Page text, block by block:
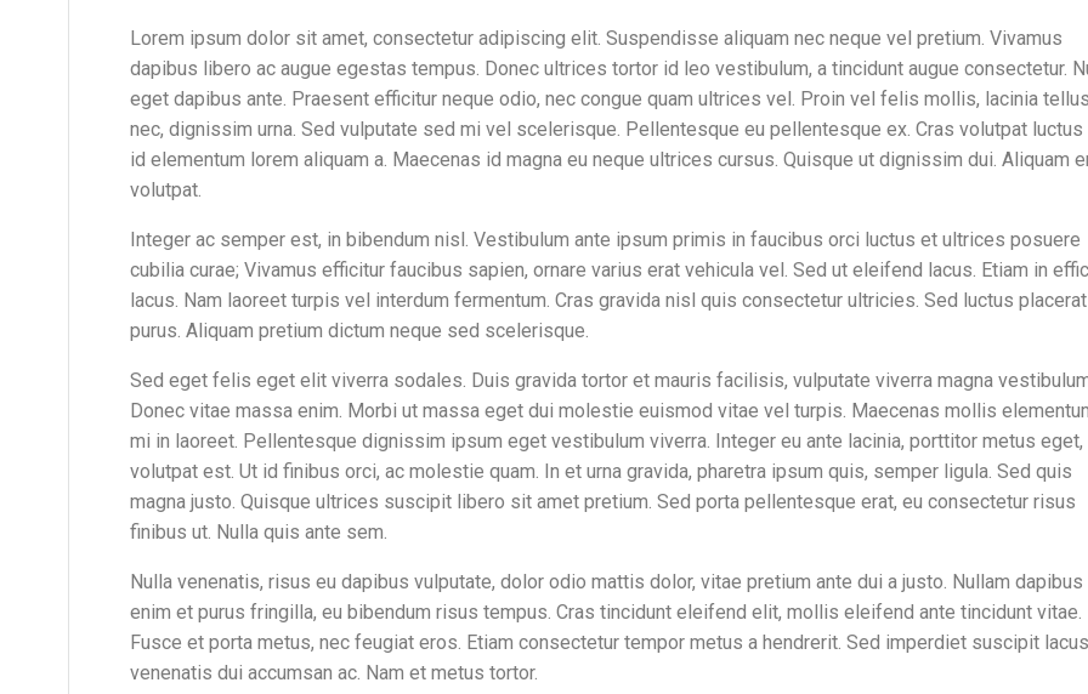
Lorem ipsum dolor sit amet, consectetur adipiscing elit. Suspendisse aliquam nec neque vel pretium. Vivamus
dapibus libero ac augue egestas tempus. Donec ultrices tortor id leo vestibulum, a tincidunt augue consectetur.
eget dapibus ante. Praesent efficitur neque odio, nec congue quam ultrices vel. Proin vel felis mollis, lacinia tellus
nec, dignissim urna. Sed vulputate sed mi vel scelerisque. Pellentesque eu pellentesque ex. Cras volutpat luctus
id elementum lorem aliquam a. Maecenas id magna eu neque ultrices cursus. Quisque ut dignissim dui. Aliquam
volutpat.
Integer ac semper est, in bibendum nisl. Vestibulum ante ipsum primis in faucibus orci luctus et ultrices posuere
cubilia curae; Vivamus efficitur faucibus sapien, ornare varius erat vehicula vel. Sed ut eleifend lacus. Etiam in
lacus. Nam laoreet turpis vel interdum fermentum. Cras gravida nisl quis consectetur ultricies. Sed luctus placerat
purus. Aliquam pretium dictum neque sed scelerisque.
Sed eget felis eget elit viverra sodales. Duis gravida tortor et mauris facilisis, vulputate viverra magna
Donec vitae massa enim. Morbi ut massa eget dui molestie euismod vitae vel turpis. Maecenas mollis
mi in laoreet. Pellentesque dignissim ipsum eget vestibulum viverra. Integer eu ante lacinia, porttitor metus eget,
volutpat est. Ut id finibus orci, ac molestie quam. In et urna gravida, pharetra ipsum quis, semper ligula. Sed quis
magna justo. Quisque ultrices suscipit libero sit amet pretium. Sed porta pellentesque erat, eu consectetur risus
finibus ut. Nulla quis ante sem.
Nulla venenatis, risus eu dapibus vulputate, dolor odio mattis dolor, vitae pretium ante dui a justo. Nullam dapibus
enim et purus fringilla, eu bibendum risus tempus. Cras tincidunt eleifend elit, mollis eleifend ante tincidunt vitae.
Fusce et porta metus, nec feugiat eros. Etiam consectetur tempor metus a hendrerit. Sed imperdiet suscipit
venenatis dui accumsan ac. Nam et metus tortor.